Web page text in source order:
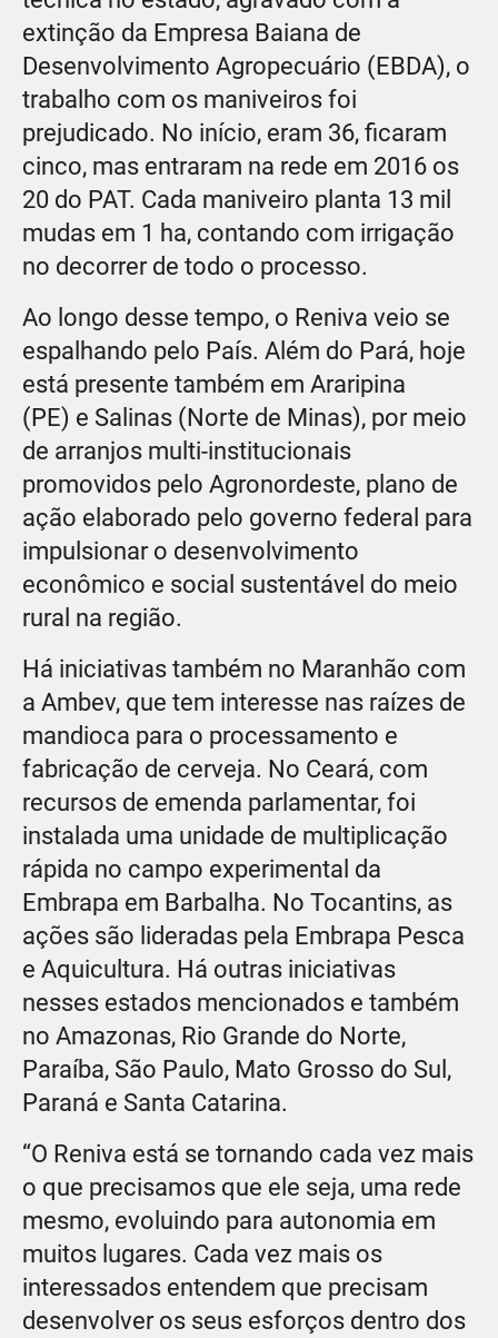
extinção da Empresa Baiana de
Desenvolvimento Agropecuário (EBDA), o
trabalho com os maniveiros foi
prejudicado. No início, eram 36, ficaram
cinco, mas entraram na rede em 2016 os
20 do PAT. Cada maniveiro planta 13 mil
mudas em 1 ha, contando com irrigação
no decorrer de todo o processo.
Ao longo desse tempo, o Reniva veio se
espalhando pelo País. Além do Pará, hoje
está presente também em Araripina
(PE) e Salinas (Norte de Minas), por meio
de arranjos multi-institucionais
promovidos pelo Agronordeste, plano de
ação elaborado pelo governo federal para
impulsionar o desenvolvimento
econômico e social sustentável do meio
rural na região.
Há iniciativas também no Maranhão com
a Ambev, que tem interesse nas raízes de
mandioca para o processamento e
fabricação de cerveja. No Ceará, com
recursos de emenda parlamentar, foi
instalada uma unidade de multiplicação
rápida no campo experimental da
Embrapa em Barbalha. No Tocantins, as
ações são lideradas pela Embrapa Pesca
e Aquicultura. Há outras iniciativas
nesses estados mencionados e também
no Amazonas, Rio Grande do Norte,
Paraíba, São Paulo, Mato Grosso do Sul,
Paraná e Santa Catarina.
“O Reniva está se tornando cada vez mais
o que precisamos que ele seja, uma rede
mesmo, evoluindo para autonomia em
muitos lugares. Cada vez mais os
interessados entendem que precisam
desenvolver os seus esforços dentro dos